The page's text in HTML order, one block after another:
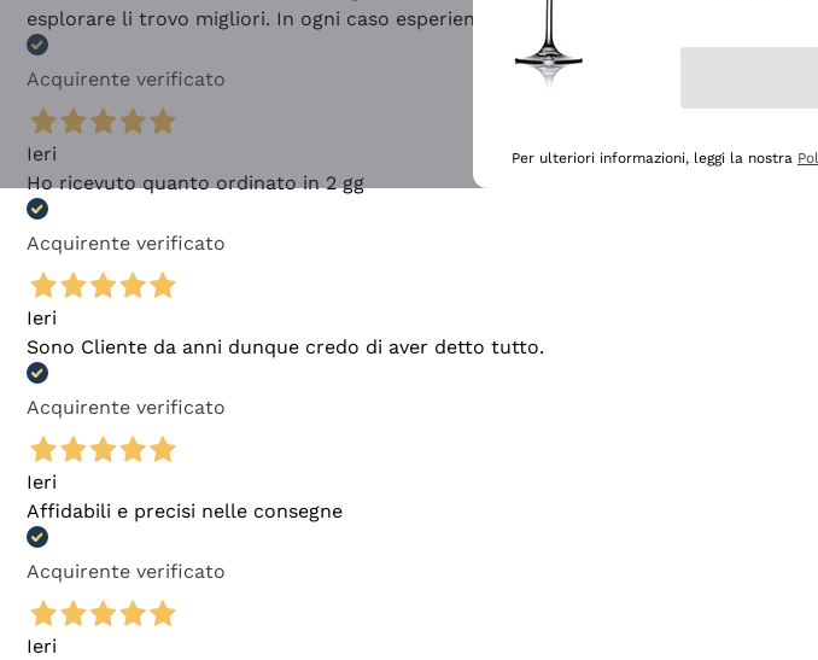
esplorare li trovo migliori. In ogni caso esperienza buona e lo consiglio! 👍
Acquirente verificato
Ieri
Ho ricevuto quanto ordinato in 2 gg
Acquirente verificato
Ieri
Sono Cliente da anni dunque credo di aver detto tutto.
Acquirente verificato
Ieri
Affidabili e precisi nelle consegne
Acquirente verificato
Ieri
Per ulteriori informazioni, leggi la nostra